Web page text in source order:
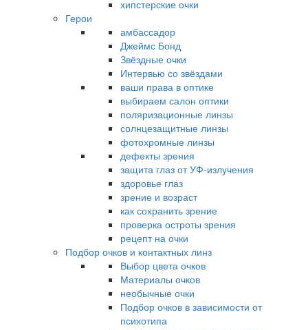
хипстерские очки
Герои
амбассадор
Джеймс Бонд
Звёздные очки
Интервью со звёздами
ваши права в оптике
выбираем салон оптики
поляризационные линзы
солнцезащитные линзы
фотохромные линзы
дефекты зрения
защита глаз от УФ-излучения
здоровье глаз
зрение и возраст
как сохранить зрение
проверка остроты зрения
рецепт на очки
Подбор очков и контактных линз
Выбор цвета очков
Материалы очков
необычные очки
Подбор очков в зависимости от
психотипа